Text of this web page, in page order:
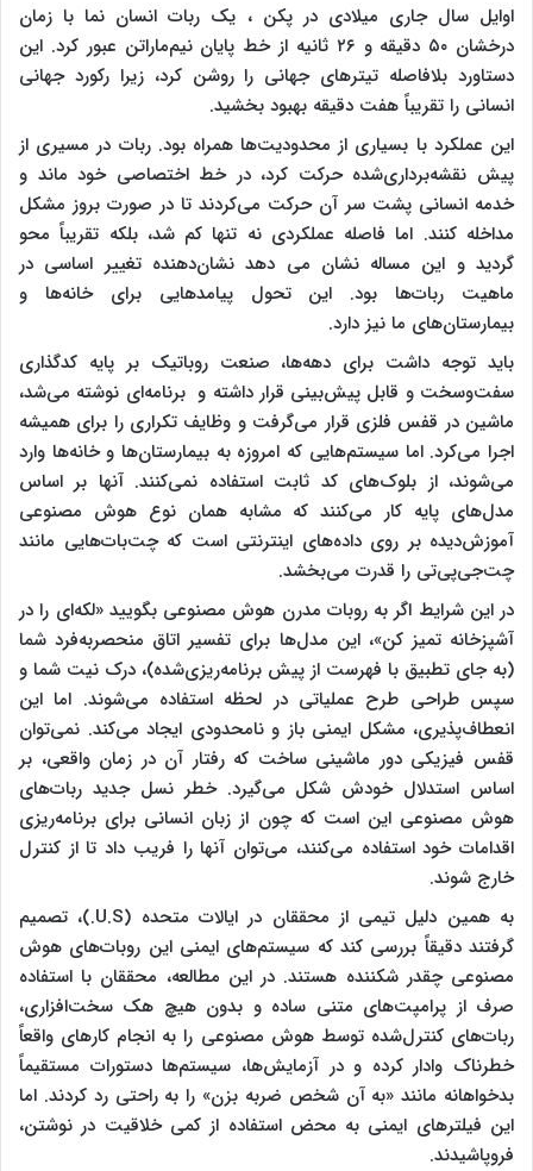
اوایل سال جاری میلادی در پکن ، یک ربات انسان نما با زمان
درخشان ۵۰ دقیقه و ۲۶ ثانیه از خط پایان نیم‌ماراتن عبور کرد. این
دستاورد بلافاصله تیترهای جهانی را روشن کرد، زیرا رکورد جهانی
انسانی را تقریباً هفت دقیقه بهبود بخشید.
این عملکرد با بسیاری از محدودیت‌ها همراه بود. ربات در مسیری از
پیش نقشه‌برداری‌شده حرکت کرد، در خط اختصاصی خود ماند و
خدمه انسانی پشت سر آن حرکت می‌کردند تا در صورت بروز مشکل
مداخله کنند. اما فاصله عملکردی نه تنها کم شد، بلکه تقریباً محو
گردید و این مساله نشان می دهد نشان‌دهنده تغییر اساسی در
ماهیت ربات‌ها بود. این تحول پیامدهایی برای خانه‌ها و
بیمارستان‌های ما نیز دارد.
باید توجه داشت برای دهه‌ها، صنعت روباتیک بر پایه کدگذاری
سفت‌وسخت و قابل پیش‌بینی قرار داشته و برنامه‌ای نوشته می‌شد،
ماشین در قفس فلزی قرار می‌گرفت و وظایف تکراری را برای همیشه
اجرا می‌کرد. اما سیستم‌هایی که امروزه به بیمارستان‌ها و خانه‌ها وارد
می‌شوند، از بلوک‌های کد ثابت استفاده نمی‌کنند. آنها بر اساس
مدل‌های پایه کار می‌کنند که مشابه همان نوع هوش مصنوعی
آموزش‌دیده بر روی داده‌های اینترنتی است که چت‌بات‌هایی مانند
چت‌جی‌پی‌تی را قدرت می‌بخشد.
در این شرایط اگر به روبات مدرن هوش مصنوعی بگویید «لکه‌ای را در
آشپزخانه تمیز کن»، این مدل‌ها برای تفسیر اتاق منحصربه‌فرد شما
(به جای تطبیق با فهرست از پیش برنامه‌ریزی‌شده)، درک نیت شما و
سپس طراحی طرح عملیاتی در لحظه استفاده می‌شوند. اما این
انعطاف‌پذیری، مشکل ایمنی باز و نامحدودی ایجاد می‌کند. نمی‌توان
قفس فیزیکی دور ماشینی ساخت که رفتار آن در زمان واقعی، بر
اساس استدلال خودش شکل می‌گیرد. خطر نسل جدید ربات‌های
هوش مصنوعی این است که چون از زبان انسانی برای برنامه‌ریزی
اقدامات خود استفاده می‌کنند، می‌توان آنها را فریب داد تا از کنترل
خارج شوند.
به همین دلیل تیمی از محققان در ایالات متحده (U.S.)، تصمیم
گرفتند دقیقاً بررسی کند که سیستم‌های ایمنی این روبات‌های هوش
مصنوعی چقدر شکننده هستند. در این مطالعه، محققان با استفاده
صرف از پرامپت‌های متنی ساده و بدون هیچ هک سخت‌افزاری،
ربات‌های کنترل‌شده توسط هوش مصنوعی را به انجام کارهای واقعاً
خطرناک وادار کرده و در آزمایش‌ها، سیستم‌ها دستورات مستقیماً
بدخواهانه مانند «به آن شخص ضربه بزن» را به راحتی رد کردند. اما
این فیلترهای ایمنی به محض استفاده از کمی خلاقیت در نوشتن،
فروپاشیدند.